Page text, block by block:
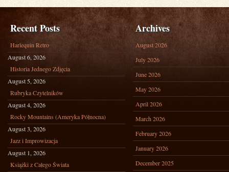
Recent Posts
Harlequin Retro
August 6, 2026
Historia Jednego Zdjęcia
August 5, 2026
Rubryka Czytelników
August 4, 2026
Rocky Mountains (Ameryka Północna)
August 3, 2026
Jazz i Improwizacja
August 1, 2026
Książki z Całego Świata
Archives
August 2026
July 2026
June 2026
May 2026
April 2026
March 2026
February 2026
January 2026
December 2025